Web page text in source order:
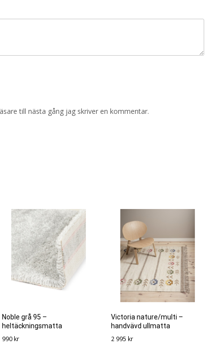
till nästa gång jag skriver en kommentar.
Noble grå 95 –
heltäckningsmatta
990 kr
Victoria nature/multi –
handvävd ullmatta
2 995 kr